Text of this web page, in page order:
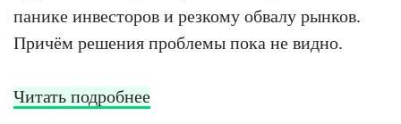
панике инвесторов и резкому обвалу рынков.
Причём решения проблемы пока не видно.
Читать подробнее